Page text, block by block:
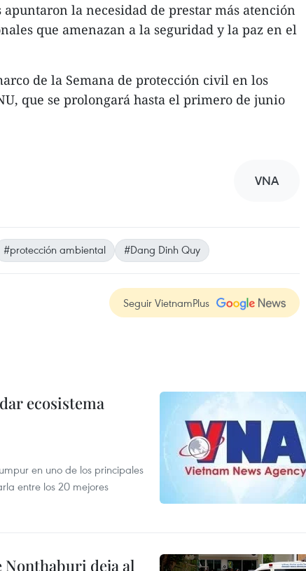
apuntaron la necesidad de prestar más atención
que amenazan a la seguridad y la paz en el
de la Semana de protección civil en los
que se prolongará hasta el primero de junio
VNA
#protección ambiental #Dang Dinh Quy
Seguir VietnamPlus
ecosistema
en uno de los principales
entre los 20 mejores
Nonthaburi deja al